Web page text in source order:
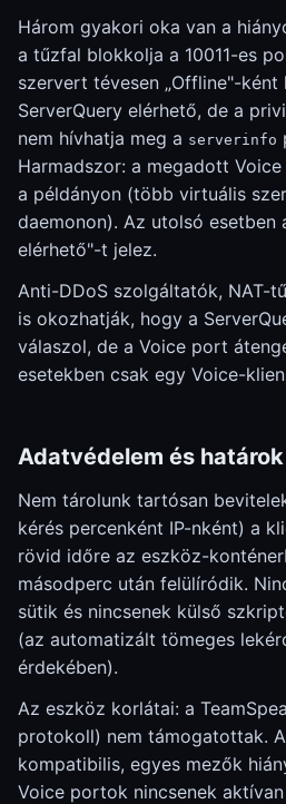
Három gyakori oka van a
a tűzfal blokkolja a 10011-es
szervert tévesen „Offline"-ként
ServerQuery elérhető, de a
nem hívhatja meg a serverinfo
Harmadszor: a megadott
a példányon (több virtuális
daemonon). Az utolsó esetben
elérhető"-t jelez.
Anti-DDoS szolgáltatók, NAT-
is okozhatják, hogy a
válaszol, de a Voice port
esetekben csak egy Voice-
Adatvédelem és határok
Nem tárolunk tartósan
kérés percenként IP-nként) a
rövid időre az eszköz-
másodperc után felülíródik.
sütik és nincsenek külső
(az automatizált tömeges
érdekében).
Az eszköz korlátai: a
protokoll) nem támogatottak.
kompatibilis, egyes mezők
Voice portok nincsenek